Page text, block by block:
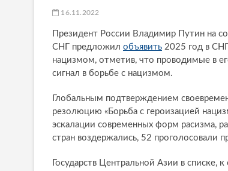
16.11.2022
Президент России Владимир Путин на
СНГ предложил объявить 2025 год в
нацизмом, отметив, что проводимые в
сигнал в борьбе с нацизмом.
Глобальным подтверждением
резолюцию «Борьба с героизацией
эскалации современных форм расизма,
стран воздержались, 52 проголосовали
Государств Центральной Азии в списке,